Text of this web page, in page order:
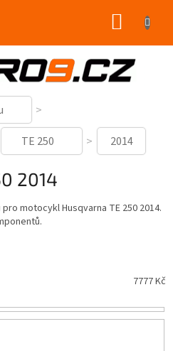
TE 250 2014
2014
motocykl Husqvarna TE 250 2014.
7777Kč